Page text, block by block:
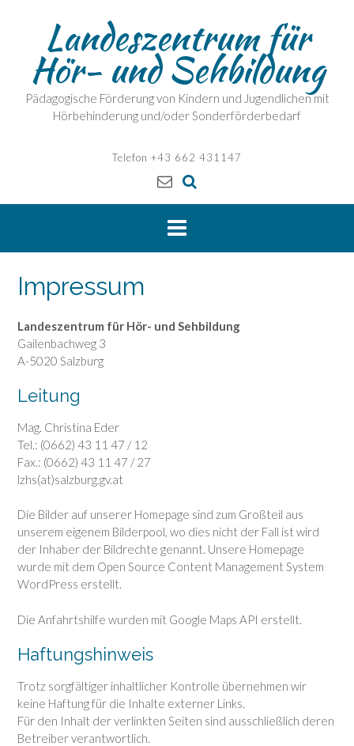
Landeszentrum für
Hör- und Sehbildung
Pädagogische Förderung von Kindern und Jugendlichen mit
Hörbehinderung und/oder Sonderförderbedarf
Telefon +43 662 431147
Impressum
Landeszentrum für Hör- und Sehbildung
Gailenbachweg 3
A-5020 Salzburg
Leitung
Mag. Christina Eder
Tel.: (0662) 43 11 47 / 12
Fax.: (0662) 43 11 47 / 27
lzhs(at)salzburg.gv.at
Die Bilder auf unserer Homepage sind zum Großteil aus
unserem eigenem Bilderpool, wo dies nicht der Fall ist wird
der Inhaber der Bildrechte genannt. Unsere Homepage
wurde mit dem Open Source Content Management System
WordPress erstellt.
Die Anfahrtshilfe wurden mit Google Maps API erstellt.
Haftungshinweis
Trotz sorgfältiger inhaltlicher Kontrolle übernehmen wir
keine Haftung für die Inhalte externer Links.
Für den Inhalt der verlinkten Seiten sind ausschließlich deren
Betreiber verantwortlich.